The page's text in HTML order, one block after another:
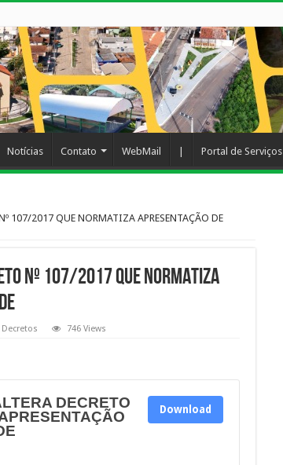
Notícias Contato WebMail Portal de Serviços
107/2017 QUE NORMATIZA APRESENTAÇÃO DE
Nº 107/2017 QUE NORMATIZA
Decretos 746 Views
DECRETO
Download